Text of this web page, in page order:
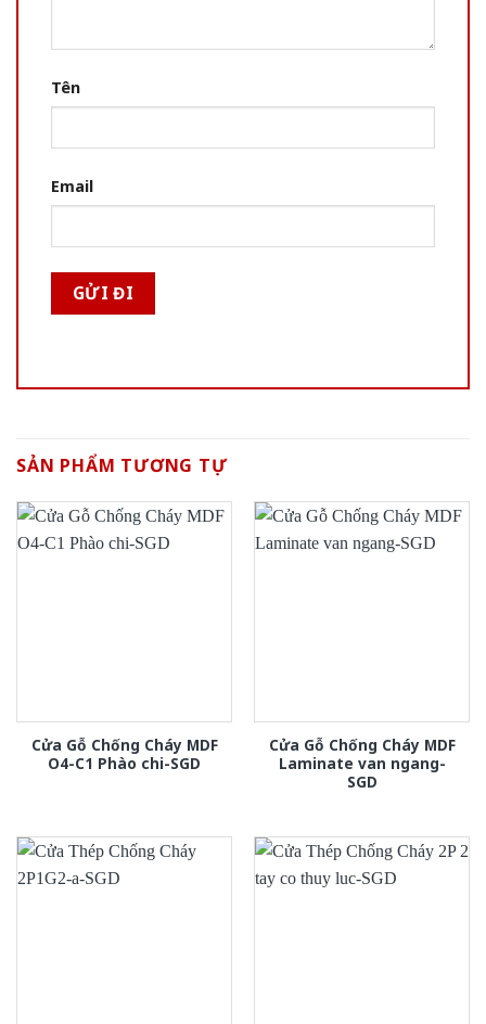
Tên
Email
SẢN PHẨM TƯƠNG TỰ
Cửa Gỗ Chống Cháy MDF
O4-C1 Phào chi-SGD
Cửa Gỗ Chống Cháy MDF
Laminate van ngang-
SGD